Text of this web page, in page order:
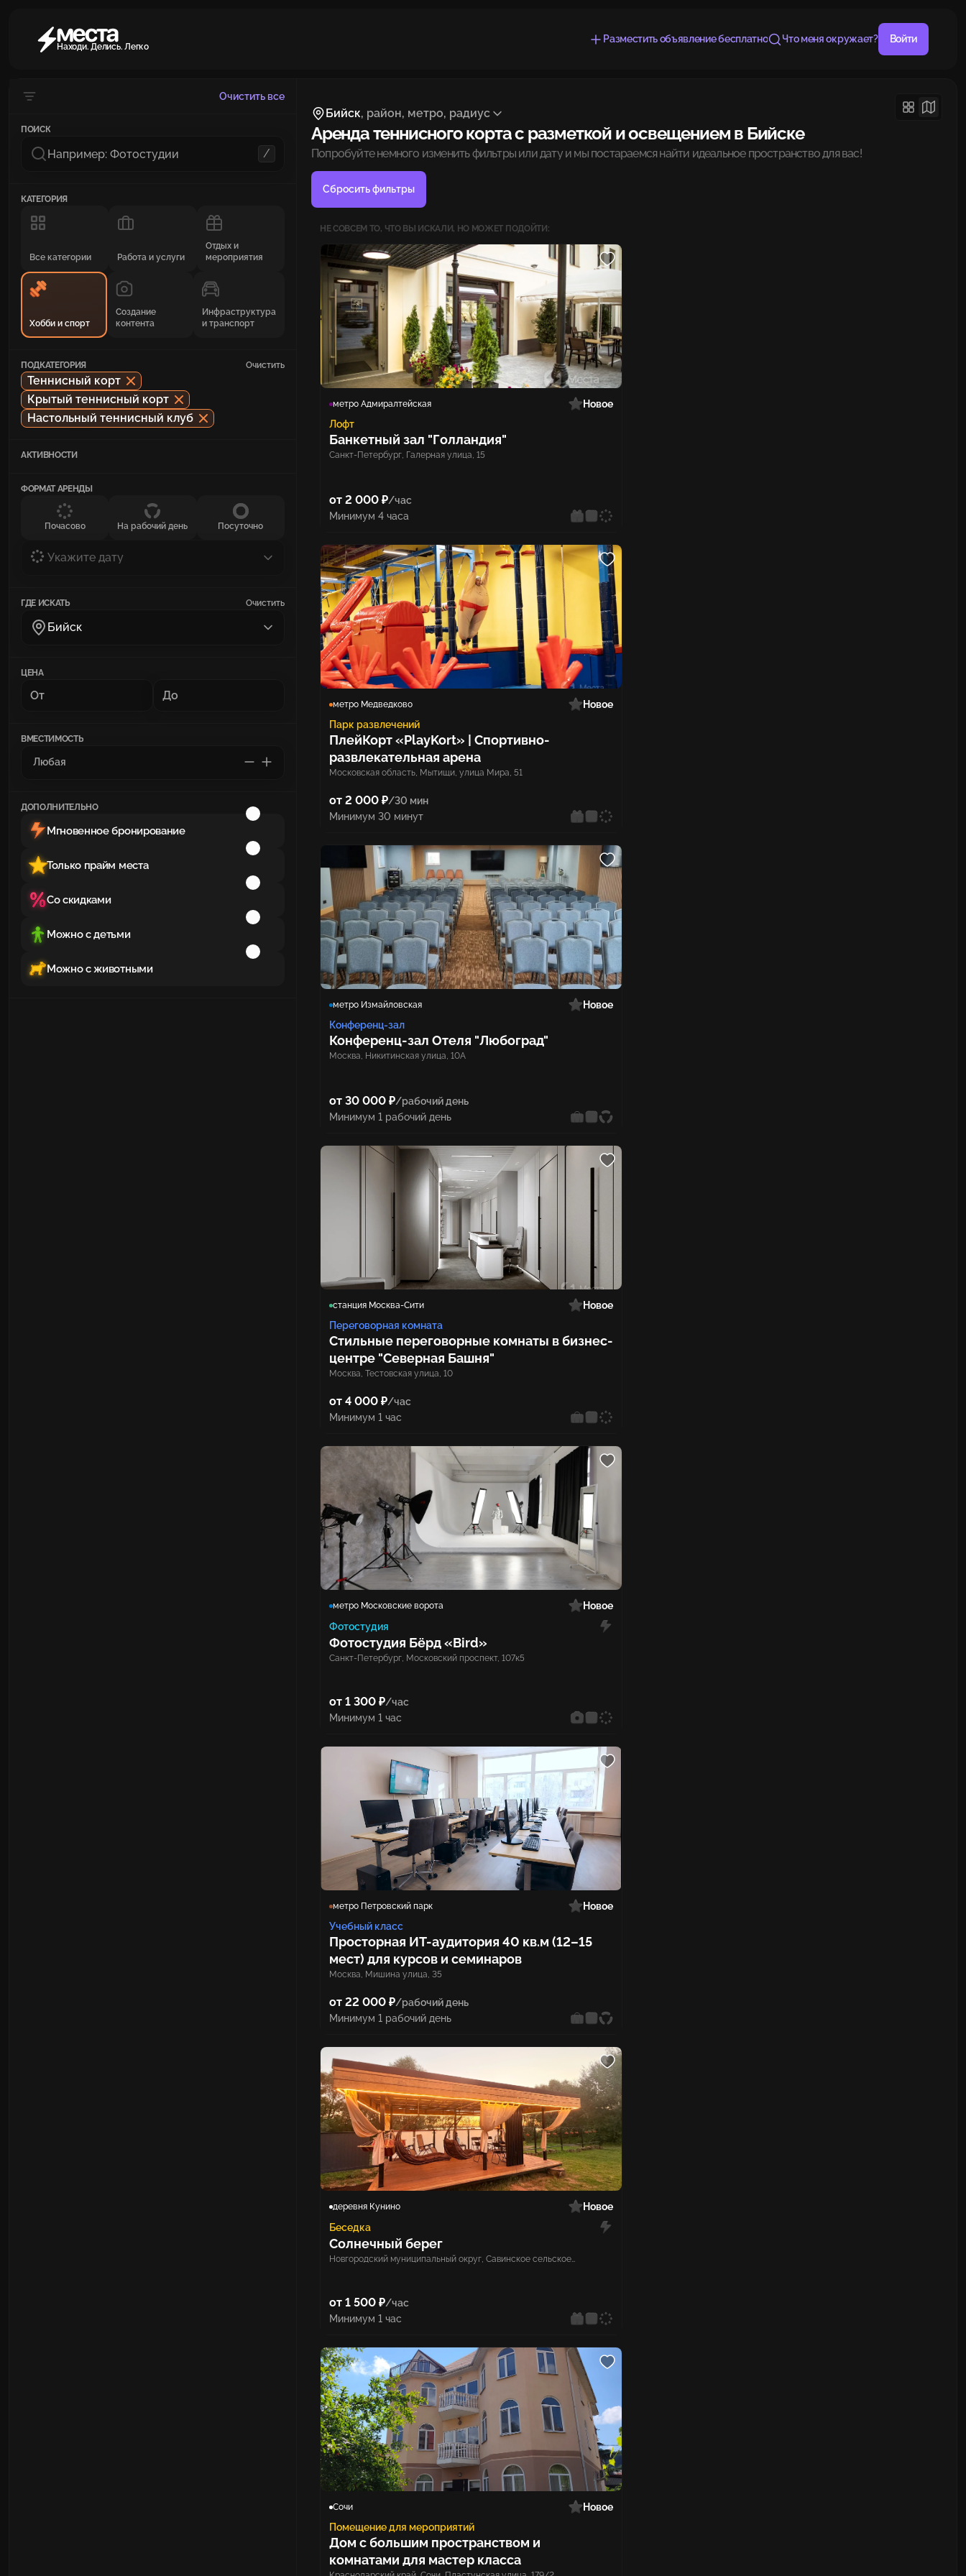
Находи. Делись. Легко
Разместить объявление бесплатно Что меня окружает? Войти
Очистить все
ПОИСК
/
КАТЕГОРИЯ
Все категории Работа и услуги
Отдых и
мероприятия
Хобби и спорт
Создание
контента
Инфраструктура
и транспорт
ПОДКАТЕГОРИЯ Очистить
Теннисный корт
Крытый теннисный корт
Настольный теннисный клуб
АКТИВНОСТИ
ФОРМАТ АРЕНДЫ
Почасово На рабочий день Посуточно
Укажите дату
ГДЕ ИСКАТЬ Очистить
Бийск
ЦЕНА
ВМЕСТИМОСТЬ
ДОПОЛНИТЕЛЬНО
Мгновенное бронирование
Только прайм места
Со скидками
Можно с детьми
Можно с животными
Бийск, район, метро, радиус
Аренда теннисного корта с разметкой и освещением в Бийске
Попробуйте немного изменить фильтры или дату и мы постараемся найти идеальное пространство для вас!
Сбросить фильтры
НЕ СОВСЕМ ТО, ЧТО ВЫ ИСКАЛИ, НО МОЖЕТ ПОДОЙТИ:
метро Адмиралтейская
Новое
Лофт
Банкетный зал "Голландия"
Санкт-Петербург, Галерная улица, 15
от 2 000 ₽/час
Минимум 4 часа
метро Медведково
Новое
Парк развлечений
ПлейКорт «PlayKort» | Спортивно-
развлекательная арена
Московская область, Мытищи, улица Мира, 51
от 2 000 ₽/30 мин
Минимум 30 минут
метро Измайловская
Новое
Конференц-зал
Конференц‑зал Отеля "Любоград"
Москва, Никитинская улица, 10А
от 30 000 ₽/рабочий день
Минимум 1 рабочий день
станция Москва-Сити
Новое
Переговорная комната
Стильные переговорные комнаты в бизнес-
центре "Северная Башня"
Москва, Тестовская улица, 10
от 4 000 ₽/час
Минимум 1 час
метро Московские ворота
Новое
Фотостудия
Фотостудия Бёрд «Bird»
Санкт-Петербург, Московский проспект, 107к5
от 1 300 ₽/час
Минимум 1 час
метро Петровский парк
Новое
Учебный класс
Просторная ИТ-аудитория 40 кв.м (12–15
мест) для курсов и семинаров
Москва, Мишина улица, 35
от 22 000 ₽/рабочий день
Минимум 1 рабочий день
деревня Кунино
Новое
Беседка
Солнечный берег
Новгородский муниципальный округ, Савинское сельское
от 1 500 ₽/час
Минимум 1 час
Сочи
Новое
Помещение для мероприятий
Дом с большим пространством и
комнатами для мастер класса